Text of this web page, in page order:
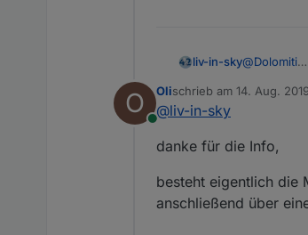
liv-in-sky@Dolomiti
hier mal
O
Online
Olischrieb am 14. Aug.
zuletzt editiert von
@liv-in-sky
danke für die Info,
besteht eigentlich die
anschließend über